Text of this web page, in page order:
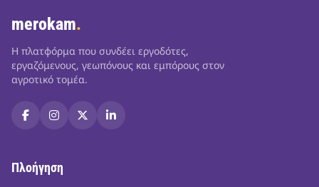
merokam.
Η πλατφόρμα που συνδέει εργοδότες,
εργαζόμενους, γεωπόνους και εμπόρους στον
αγροτικό τομέα.
Πλοήγηση